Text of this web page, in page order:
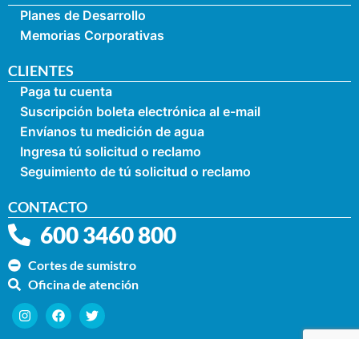
Planes de Desarrollo
Memorias Corporativas
CLIENTES
Paga tu cuenta
Suscripción boleta electrónica al e-mail
Envíanos tu medición de agua
Ingresa tú solicitud o reclamo
Seguimiento de tú solicitud o reclamo
CONTACTO
600 3460 800
Cortes de sumistro
Oficina de atención